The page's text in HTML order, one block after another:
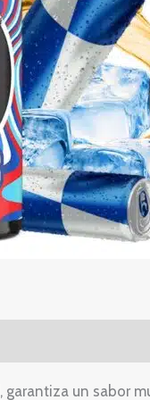
un sabor